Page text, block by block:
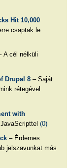
Hit 10,000
csaptak le
A cél nélküli
Drupal 8– Saját
rétegével
with
(0)
– Érdemes
jelszavunkat más